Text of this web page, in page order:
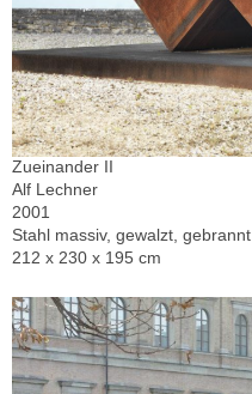
Zueinander II
Alf Lechner
2001
Stahl massiv, gewalzt, gebrannt
212 x 230 x 195 cm